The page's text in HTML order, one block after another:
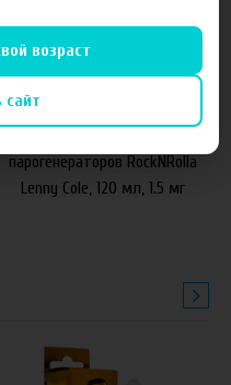
парогенераторов RockNRolla
Lenny Cole, 120 мл, 1.5 мг
возраст
сайт